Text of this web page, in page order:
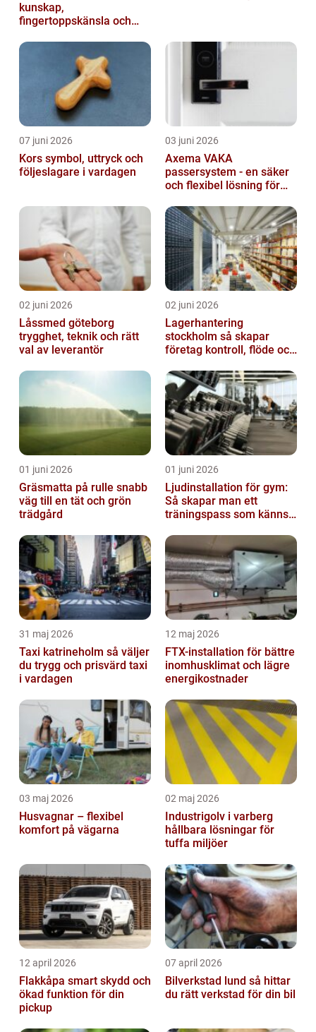
kunskap,
fingertoppskänsla och
07 juni 2026
Kors symbol, uttryck och
följeslagare i vardagen
03 juni 2026
Axema VAKA
passersystem - en säker
och flexibel lösning för
02 juni 2026
Låssmed göteborg
trygghet, teknik och rätt
val av leverantör
02 juni 2026
Lagerhantering
stockholm så skapar
företag kontroll, flöde och
01 juni 2026
Gräsmatta på rulle snabb
väg till en tät och grön
trädgård
01 juni 2026
Ljudinstallation för gym:
Så skapar man ett
träningspass som känns i
31 maj 2026
Taxi katrineholm så väljer
du trygg och prisvärd taxi
i vardagen
12 maj 2026
FTX-installation för bättre
inomhusklimat och lägre
energikostnader
03 maj 2026
Husvagnar – flexibel
komfort på vägarna
02 maj 2026
Industrigolv i varberg
hållbara lösningar för
tuffa miljöer
12 april 2026
Flakkåpa smart skydd och
ökad funktion för din
pickup
07 april 2026
Bilverkstad lund så hittar
du rätt verkstad för din bil